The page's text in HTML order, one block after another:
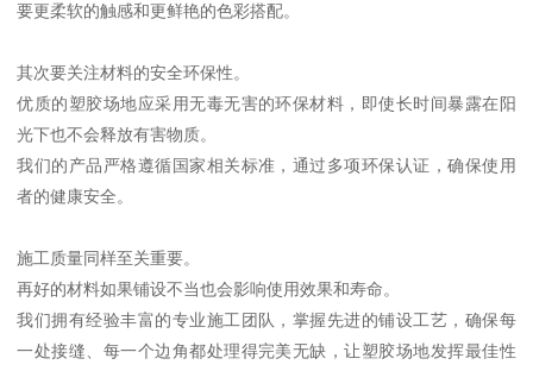
要更柔软的触感和更鲜艳的色彩搭配。
其次要关注材料的安全环保性。
优质的塑胶场地应采用无毒无害的环保材料，即使长时间暴露在阳
光下也不会释放有害物质。
我们的产品严格遵循国家相关标准，通过多项环保认证，确保使用
者的健康安全。
施工质量同样至关重要。
再好的材料如果铺设不当也会影响使用效果和寿命。
我们拥有经验丰富的专业施工团队，掌握先进的铺设工艺，确保每
一处接缝、每一个边角都处理得完美无缺，让塑胶场地发挥最佳性